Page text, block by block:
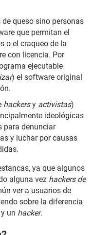
queso sino personas
que permitan el
o el craqueo de la
con licencia. Por
ejecutable
) el software original
hackersy activistas)
ideológicas
para denunciar
y luchar por causas
ya que algunos
alguna vez hackers de
ver a usuarios de
sobre la diferencia
y un hacker.